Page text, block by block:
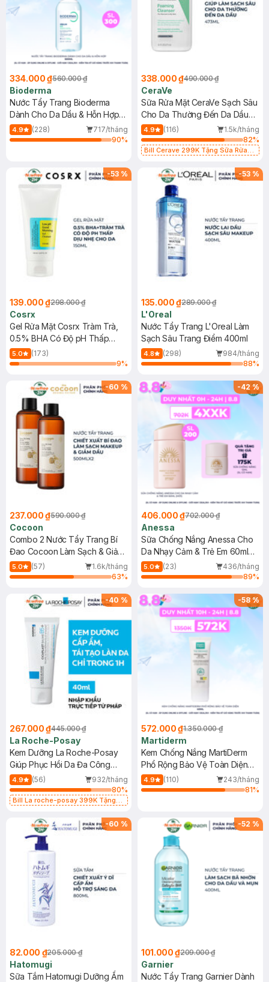
334.000 ₫560.000 ₫
Bioderma
Nước Tẩy Trang Bioderma
Dành Cho Da Dầu & Hỗn Hợp
500ml
4.9 (228)
717/tháng
90%
338.000 ₫490.000 ₫
CeraVe
Sữa Rửa Mặt CeraVe Sạch Sâu
Cho Da Thường Đến Da Dầu
473ml
4.9 (116)
1.5k/tháng
82%
Bill Cerave 299K Tặng Sữa Rửa
-53 %
139.000 ₫298.000 ₫
Cosrx
Gel Rửa Mặt Cosrx Tràm Trà,
0.5% BHA Có Độ pH Thấp
150ml
5.0
(173)
9%
-53 %
135.000 ₫289.000 ₫
L'Oreal
Nước Tẩy Trang L'Oreal Làm
Sạch Sâu Trang Điểm 400ml
4.8 (298)
984/tháng
88%
-60 %
237.000 ₫590.000 ₫
Cocoon
Combo 2 Nước Tẩy Trang Bí
Đao Cocoon Làm Sạch & Giảm
Dầu 500ml
5.0 (57)
1.6k/tháng
63%
-42%
406.000 ₫702.000 ₫
Anessa
Sữa Chống Nắng Anessa Cho
Da Nhạy Cảm & Trẻ Em 60ml
(Mới)
5.0 (23)
436/tháng
89%
-40 %
267.000 ₫445.000 ₫
La Roche-Posay
Kem Dưỡng La Roche-Posay
Giúp Phục Hồi Da Đa Công
Dụng 40ml
4.9 (56)
932/tháng
80%
Bill La roche-posay 399K Tặng
(SL có hạn)
-58%
572.000 ₫1.350.000 ₫
Martiderm
Kem Chống Nắng MartiDerm
Phổ Rộng Bảo Vệ Toàn Diện
40ml
4.9 (110)
243/tháng
81%
-60 %
82.000 ₫205.000 ₫
Hatomugi
Sữa Tắm Hatomugi Dưỡng Ẩm
-52 %
101.000 ₫209.000 ₫
Garnier
Nước Tẩy Trang Garnier Dành